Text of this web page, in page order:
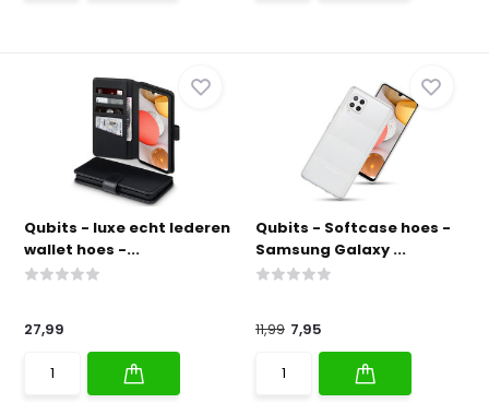
Qubits - luxe echt lederen
wallet hoes -...
27,99
Qubits - Softcase hoes -
Samsung Galaxy ...
11,99 7,95